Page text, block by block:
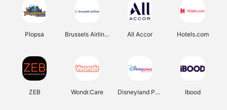
Plopsa Brussels Airlines All Accor Hotels.com
ZEB Wondr.Care Disneyland Paris Ibood